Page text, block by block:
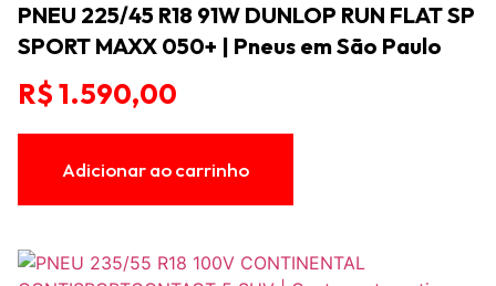
PNEU 225/45 R18 91W DUNLOP RUN FLAT SP
SPORT MAXX 050+ | Pneus em São Paulo
R$1.590,00
Adicionar ao carrinho